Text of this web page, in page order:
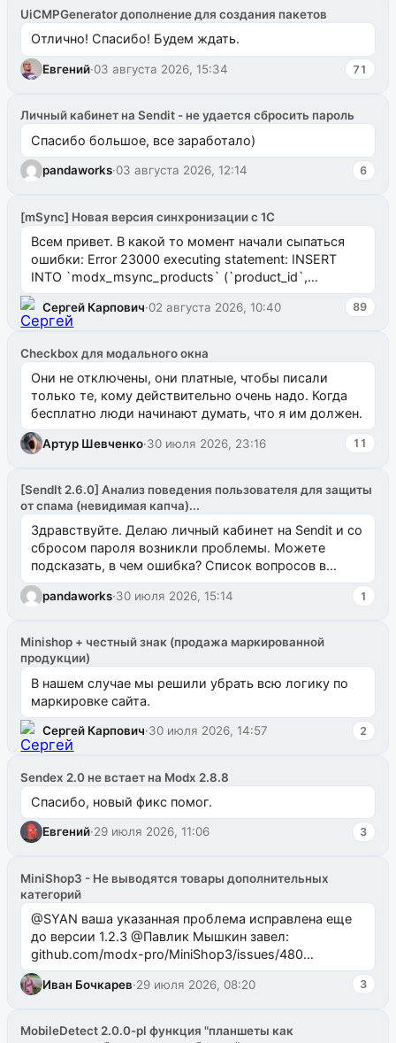
UiCMPGenerator дополнение для создания пакетов
Отлично! Спасибо! Будем ждать.
Евгений·03 августа 2026, 15:34 71
Личный кабинет на Sendit - не удается сбросить пароль
Спасибо большое, все заработало)
pandaworks·03 августа 2026, 12:14 6
[mSync] Новая версия синхронизации с 1С
Всем привет. В какой то момент начали сыпаться
ошибки: Error 23000 executing statement: INSERT
INTO `modx_msync_products` (`product_id`,
`uuid_1c`) VALUES ...
Сергей Карпович·02 августа 2026, 10:40 89
Checkbox для модального окна
Они не отключены, они платные, чтобы писали
только те, кому действительно очень надо. Когда
бесплатно люди начинают думать, что я им должен.
Артур Шевченко·30 июля 2026, 23:16 11
[SendIt 2.6.0] Анализ поведения пользователя для защиты
от спама (невидимая капча)...
Здравствуйте. Делаю личный кабинет на Sendit и со
сбросом пароля возникли проблемы. Можете
подсказать, в чем ошибка? Список вопросов в
одноименном разделе на modx.pro пока пуст, и,...
pandaworks·30 июля 2026, 15:14 1
Minishop + честный знак (продажа маркированной
продукции)
В нашем случае мы решили убрать всю логику по
маркировке сайта.
Сергей Карпович·30 июля 2026, 14:57 2
Sendex 2.0 не встает на Modx 2.8.8
Спасибо, новый фикс помог.
Евгений·29 июля 2026, 11:06 3
MiniShop3 - Не выводятся товары дополнительных
категорий
@SYAN ваша указанная проблема исправлена еще
до версии 1.2.3 @Павлик Мышкин завел:
github.com/modx-pro/MiniShop3/issues/480
github.com/modx-pro/MiniShop3/issues/481Исправим
в б...
Иван Бочкарев·29 июля 2026, 08:20 3
MobileDetect 2.0.0-pl функция "планшеты как